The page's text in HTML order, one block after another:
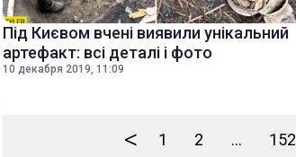
Під Києвом вчені виявили унікальний
артефакт: всі деталі і фото
10 декабря 2019, 11:09
< 1 2 ... 152